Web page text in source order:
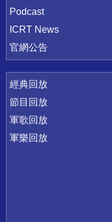
Podcast
ICRT News
官網公告
經典回放
節目回放
軍歌回放
軍樂回放